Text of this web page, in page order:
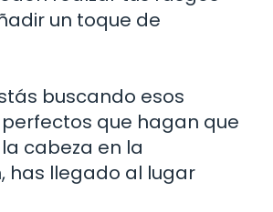
un toque de
buscando esos
que hagan que
cabeza en la
has llegado al lugar